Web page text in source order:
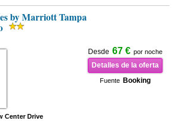
by Marriott Tampa
Desde 67 € por noche
Detalles de la oferta
Fuente Booking
Center Drive